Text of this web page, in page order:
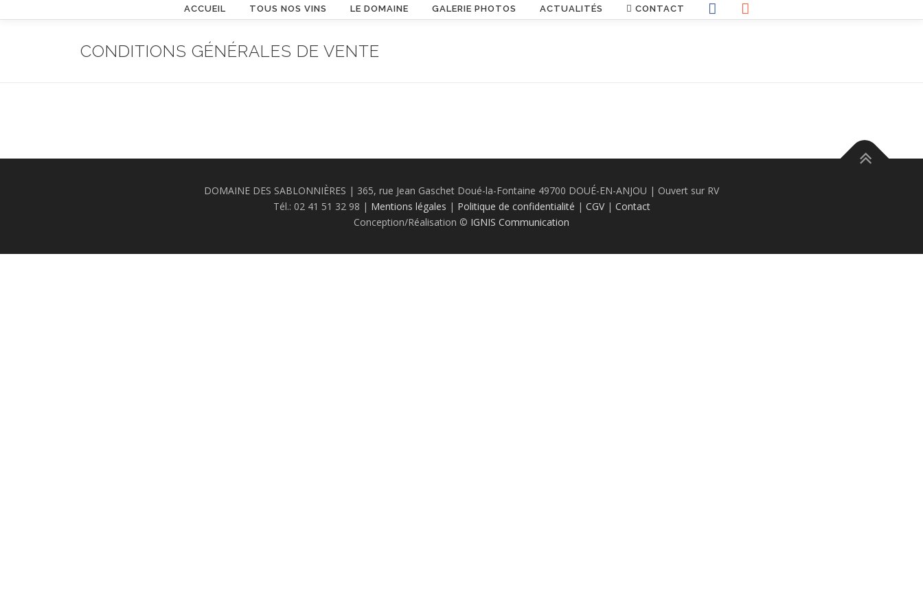
ACCUEIL TOUS NOS VINS LE DOMAINE GALERIE PHOTOS ACTUALITÉS CONTACT
CONDITIONS GÉNÉRALES DE VENTE
DOMAINE DES SABLONNIÈRES | 365, rue Jean Gaschet Doué-la-Fontaine 49700 DOUÉ-EN-ANJOU | Ouvert sur RV
Tél.: 02 41 51 32 98 | Mentions légales | Politique de confidentialité | CGV| Contact
Conception/Réalisation © IGNIS Communication